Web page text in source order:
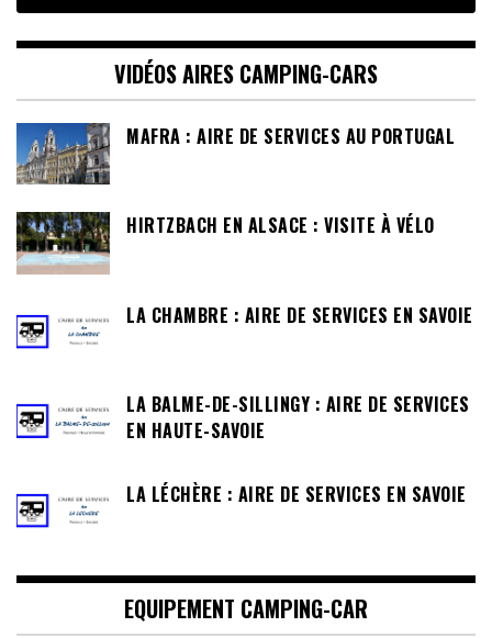
VIDÉOS AIRES CAMPING-CARS
MAFRA : AIRE DE SERVICES AU PORTUGAL
HIRTZBACH EN ALSACE : VISITE À VÉLO
LA CHAMBRE : AIRE DE SERVICES EN SAVOIE
LA BALME-DE-SILLINGY : AIRE DE SERVICES
EN HAUTE-SAVOIE
LA LÉCHÈRE : AIRE DE SERVICES EN SAVOIE
EQUIPEMENT CAMPING-CAR